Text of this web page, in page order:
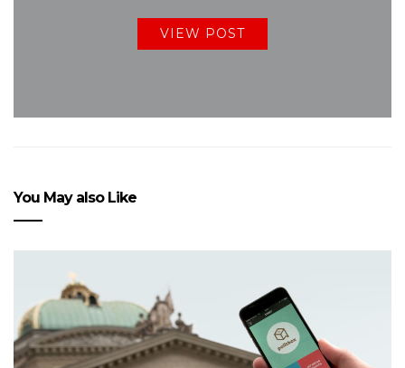
VIEW POST
You May also Like